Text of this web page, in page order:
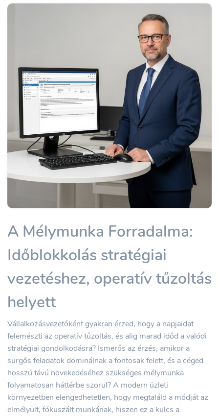
A Mélymunka Forradalma:
Időblokkolás stratégiai
vezetéshez, operatív tűzoltás
helyett
Vállalkozásvezetőként gyakran érzed, hogy a napjaidat
felemészti az operatív tűzoltás, és alig marad időd a valódi
stratégiai gondolkodásra? Ismerős az érzés, amikor a
sürgős feladatok dominálnak a fontosak felett, és a céged
hosszú távú növekedéséhez szükséges mélymunka
folyamatosan háttérbe szorul? A modern üzleti
környezetben elengedhetetlen, hogy megtaláld a módját az
elmélyült, fókuszált munkának, hiszen ez a kulcs a